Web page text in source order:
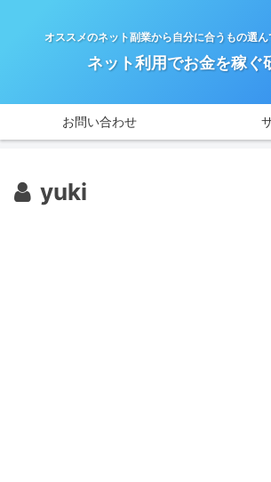
オススメのネット副業から自分に合うもの選ん
ネット利用でお金を稼ぐ
お問い合わせ
yuki